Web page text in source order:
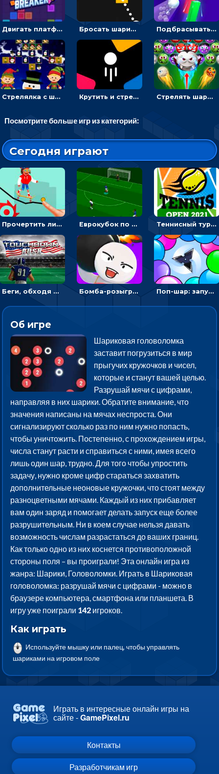
Двигать платформу и отбивать мячики или ловить бонусы Бросать шарики, чтобы выбивать блоки с цифрами Подбрасывать мяч, чтобы провести через цветную преграду
Стрелялка с шариками по рождественским эльфам Крутить и стрелять по фигурам с цифрами - стрелялка шариками Стрелять шариками-монстрами и выбивать конфеты
Посмотрите больше игр из категорий:
Сегодня играют
Прочертить линию, чтобы проехать на скейте, через преграды к финишу - для мальчиков Еврокубок по футболу 2021 в 3D: пасуй мяч и бей по воротам соперника Теннисный турнир: подавать или отбивать шарик ракеткой
Беги, обходя соперников и собирай бонусы - американский футбол Бомба-розыгрыш: передавай и беги – 3D гиперказуалка Поп-шар: запускать колючку, чтобы лопать воздушные шарики
Об игре
Шариковая головоломка
заставит погрузиться в мир
прыгучих кружочков и чисел,
которые и станут вашей целью.
Разрушай мячи с цифрами,
направляя в них шарики. Обратите внимание, что
значения написаны на мячах неспроста. Они
сигнализируют сколько раз по ним нужно попасть,
чтобы уничтожить. Постепенно, с прохождением игры,
числа станут расти и справиться с ними, имея всего
лишь один шар, трудно. Для того чтобы упростить
задачу, нужно кроме цифр стараться захватить
дополнительные неоновые кружочки, что стоят между
разноцветными мячами. Каждый из них прибавляет
вам один заряд и помогает делать запуск еще более
разрушительным. Ни в коем случае нельзя давать
возможность числам разрастаться до ваших границ.
Как только одно из них коснется противоположной
стороны поля – вы проиграли! Эта онлайн игра из
жанра: Шарики, Головоломки. Играть в Шариковая
головоломка: разрушай мячи с цифрами - можно в
браузере компьютера, смартфона или планшета. В
игру уже поиграли 142 игроков.
Как играть
Используйте мышку или палец, чтобы управлять
шариками на игровом поле
Играть в интересные онлайн игры на
сайте -GamePixel.ru
Контакты
Разработчикам игр